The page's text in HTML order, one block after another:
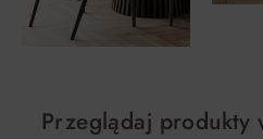
Przeglądaj produkty